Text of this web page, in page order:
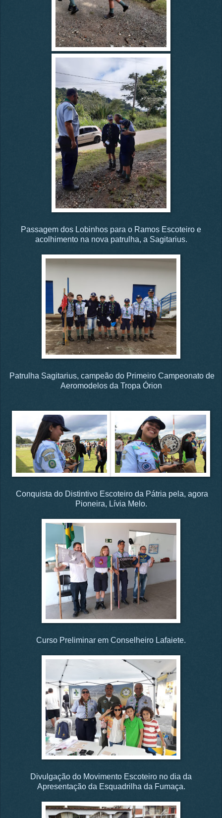
Passagem dos Lobinhos para o Ramos Escoteiro e
acolhimento na nova patrulha, a Sagitarius.
Patrulha Sagitarius, campeão do Primeiro Campeonato de
Aeromodelos da Tropa Órion
Conquista do Distintivo Escoteiro da Pátria pela, agora
Pioneira, Lívia Melo.
Curso Preliminar em Conselheiro Lafaiete.
Divulgação do Movimento Escoteiro no dia da
Apresentação da Esquadrilha da Fumaça.